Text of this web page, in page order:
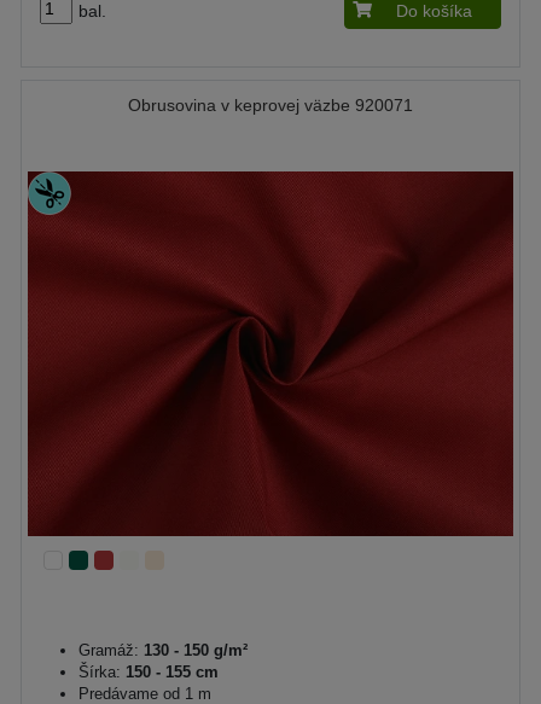
bal. Do košíka
Obrusovina v keprovej väzbe 920071
Gramáž: 130 - 150 g/m²
Šírka: 150 - 155 cm
Predávame od 1 m